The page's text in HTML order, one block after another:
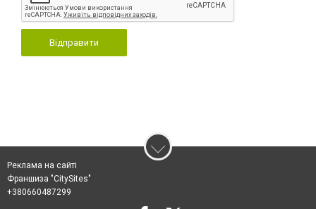
Відправити
Реклама на сайті
Франшиза "CitySites"
+380660487299